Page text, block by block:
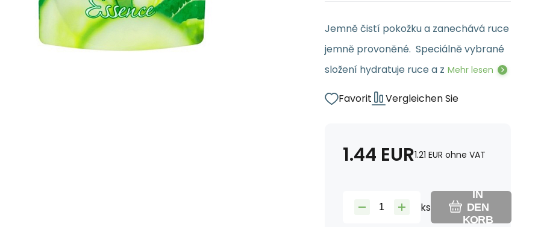
Jemně čistí pokožku a zanechává ruce
jemně provoněné. Speciálně vybrané
složení hydratuje ruce a z Mehr lesen
Favorit Vergleichen Sie
1.44 EUR1.21 EUR ohne VAT
ks
IN
DEN
KORB